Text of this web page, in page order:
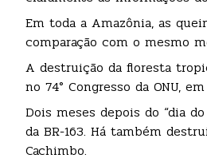
Em toda a Amazônia, as
comparação com o mesmo
A destruição da floresta
no 74° Congresso da ONU,
Dois meses depois do “dia
da BR-163. Há também
Cachimbo.